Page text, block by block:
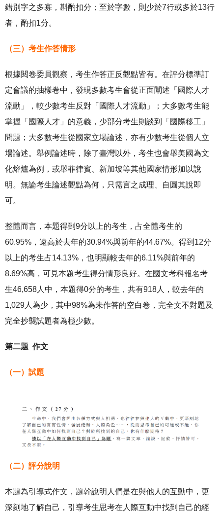
錯別字之多寡，斟酌扣分；至於字數，則少於7行或多於13行
者，酌扣1分。
（三）考生作答情形
根據閱卷委員觀察，考生作答正反觀點皆有。在評分標準訂
定會議的抽樣卷中，發現多數考生會從正面闡述「國際人才
流動」，較少數考生反對「國際人才流動」；大多數考生能
掌握「國際人才」的意義，少部分考生則談到「國際移工」
問題；大多數考生從國家立場論述，亦有少數考生從個人立
場論述。舉例論述時，除了臺灣以外，考生也會舉美國為文
化熔爐為例，或舉菲律賓、新加坡等其他國家情形加以說
明。無論考生論述觀點為何，只需言之成理、自圓其說即
可。
整體而言，本題得到9分以上的考生，占全體考生的
60.95%，遠高於去年的30.94%與前年的44.67%。得到12分
以上的考生占14.13%，也明顯較去年的6.11%與前年的
8.69%高，可見本題考生得分情形良好。在國文考科報名考
生46,658人中，本題得0分的考生，共有918人，較去年的
1,029人為少，其中98%為未作答的空白卷，完全文不對題及
完全抄襲試題者為極少數。
第二題 作文
（一）試題
（二）評分說明
本題為引導式作文，題幹說明人們是在與他人的互動中，更
深刻地了解自己，引導考生思考在人際互動中找到自己的經